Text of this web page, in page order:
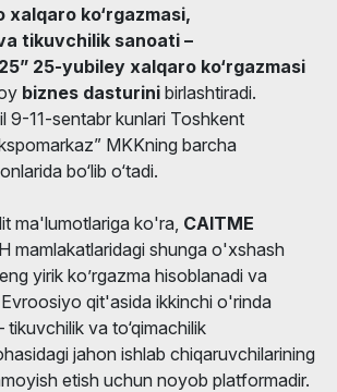
xalqaro ko‘rgazmasi,
tikuvchilik sanoati –
25-yubiley xalqaro ko‘rgazmasi
biznes dasturini birlashtiradi.
9-11-sentabr kunlari Toshkent
MKKning barcha
bo‘lib o‘tadi.
ma'lumotlariga ko'ra, CAITME
mamlakatlaridagi shunga o'xshash
yirik ko’rgazma hisoblanadi va
Evroosiyo qit'asida ikkinchi o'rinda
va to‘qimachilik
jahon ishlab chiqaruvchilarining
etish uchun noyob platformadir.